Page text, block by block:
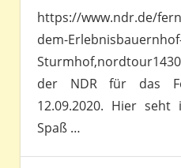
https://www.ndr.de/
dem-
der NDR für das
12.09.2020. Hier
Spaß …